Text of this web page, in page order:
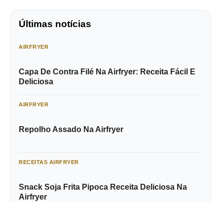
Últimas notícias
AIRFRYER
Capa De Contra Filé Na Airfryer: Receita Fácil E
Deliciosa
AIRFRYER
Repolho Assado Na Airfryer
RECEITAS AIRFRYER
Snack Soja Frita Pipoca Receita Deliciosa Na
Airfryer